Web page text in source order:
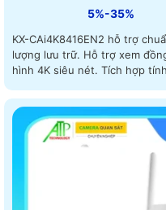
5%-35%
KX-CAi4K8416EN2 hỗ trợ
lượng lưu trữ. Hỗ trợ xem đồng thời 16 kênh 4K, cổng HDMI xuất
hình 4K siêu nét.